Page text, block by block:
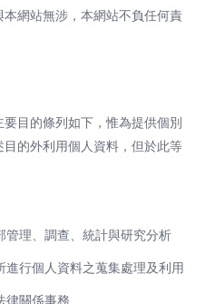
網站無涉，本網站不負任何責
目的條列如下，惟為提供個別
的外利用個人資料，但於此等
管理、調查、統計與研究分析
進行個人資料之蒐集處理及利用
律關係事務